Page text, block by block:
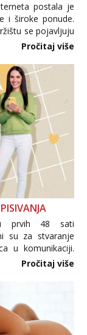
postala je
i široke ponude.
se pojavljuju
internetske
Pročitaj više
prvih 48 sati
su za stvaranje
u komunikaciji.
ili intimnih
zaslužila to
Pročitaj više